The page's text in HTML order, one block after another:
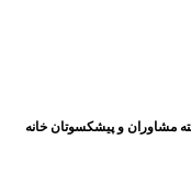
مشاوران و پیشکسوتان خانه